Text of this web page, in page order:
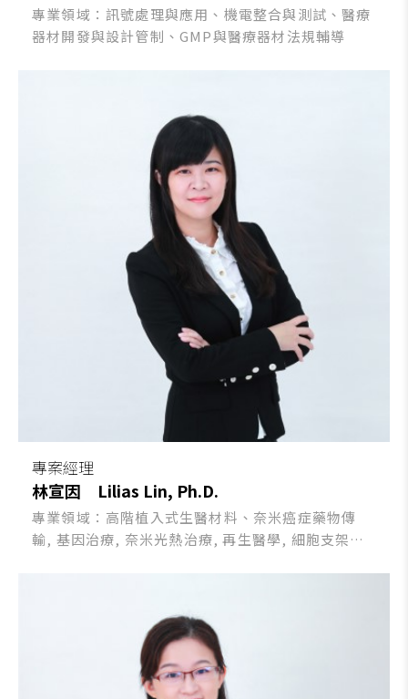
專業領域：訊號處理與應用、機電整合與測試、醫療
器材開發與設計管制、GMP與醫療器材法規輔導
專案經理
林宣因 Lilias Lin, Ph.D.
專業領域：高階植入式生醫材料、奈米癌症藥物傳
輸, 基因治療, 奈米光熱治療, 再生醫學, 細胞支架設